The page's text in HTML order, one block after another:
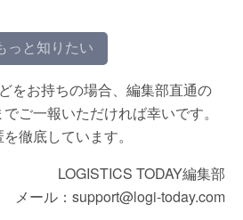
っと知りたい
をお持ちの場合、編集部直通の
ご一報いただければ幸いです。
徹底しています。
LOGISTICS TODAY編集部
メール：support@logi-today.com